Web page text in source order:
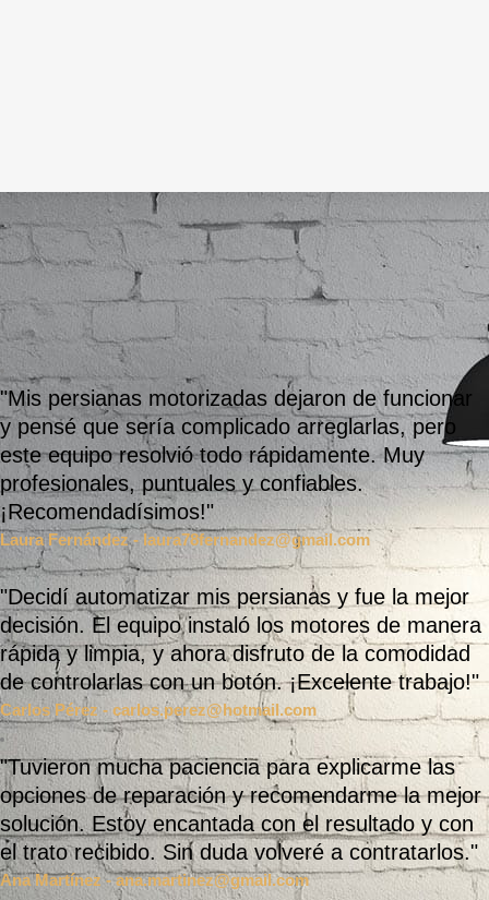
"Mis persianas motorizadas dejaron de funcionar
y pensé que sería complicado arreglarlas, pero
este equipo resolvió todo rápidamente. Muy
profesionales, puntuales y confiables.
¡Recomendadísimos!"
Laura Fernández- laura78fernandez@gmail.com
"Decidí automatizar mis persianas y fue la mejor
decisión. El equipo instaló los motores de manera
rápida y limpia, y ahora disfruto de la comodidad
de controlarlas con un botón. ¡Excelente trabajo!"
Carlos Pérez- carlos.perez@hotmail.com
"Tuvieron mucha paciencia para explicarme las
opciones de reparación y recomendarme la mejor
solución. Estoy encantada con el resultado y con
el trato recibido. Sin duda volveré a contratarlos."
Ana Martínez-ana.martinez@gmail.com